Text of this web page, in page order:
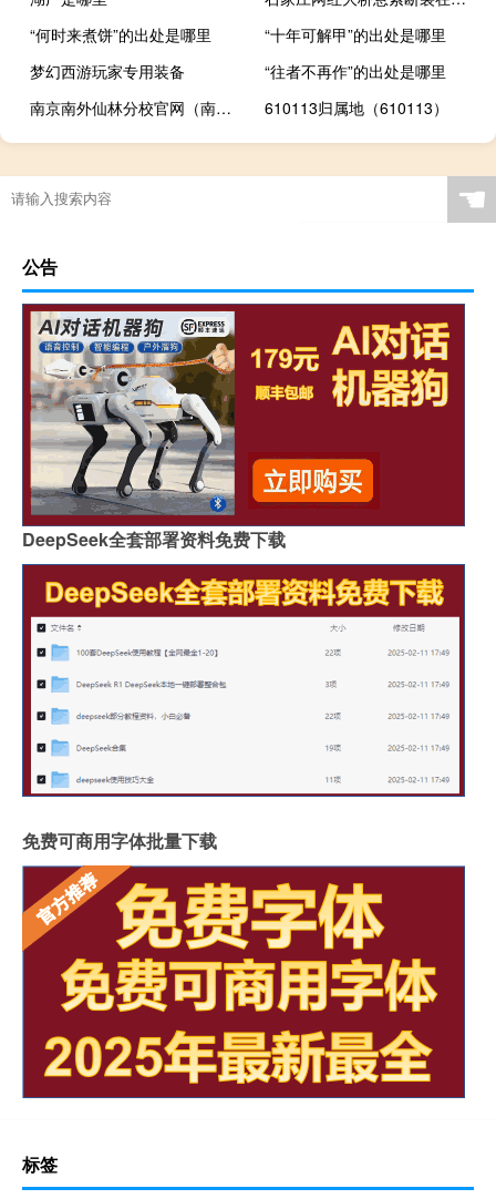
“何时来煮饼”的出处是哪里
“十年可解甲”的出处是哪里
梦幻西游玩家专用装备
“往者不再作”的出处是哪里
南京南外仙林分校官网（南外仙林分校官网）
610113归属地（610113）
☚
公告
DeepSeek全套部署资料免费下载
免费可商用字体批量下载
标签